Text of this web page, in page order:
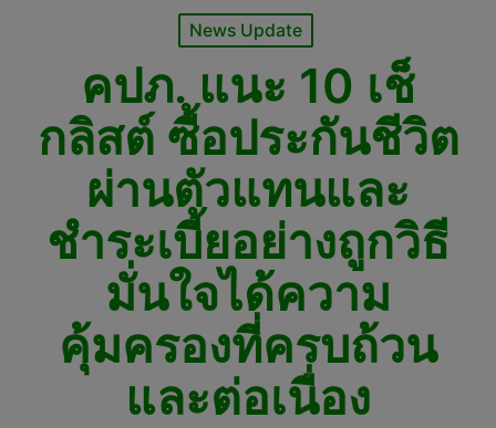
Posted
News Update
คปภ. แนะ 10 เช็
กลิสต์ ซื้อประกันชีวิต
ผ่านตัวแทนและ
ชำระเบี้ยอย่างถูกวิธี
มั่นใจได้ความ
คุ้มครองที่ครบถ้วน
และต่อเนื่อง